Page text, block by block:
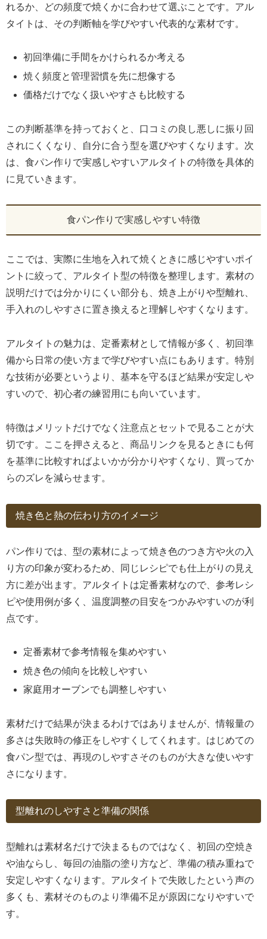
れるか、どの頻度で焼くかに合わせて選ぶことです。アル
タイトは、その判断軸を学びやすい代表的な素材です。
初回準備に手間をかけられるか考える
焼く頻度と管理習慣を先に想像する
価格だけでなく扱いやすさも比較する
この判断基準を持っておくと、口コミの良し悪しに振り回
されにくくなり、自分に合う型を選びやすくなります。次
は、食パン作りで実感しやすいアルタイトの特徴を具体的
に見ていきます。
食パン作りで実感しやすい特徴
ここでは、実際に生地を入れて焼くときに感じやすいポイ
ントに絞って、アルタイト型の特徴を整理します。素材の
説明だけでは分かりにくい部分も、焼き上がりや型離れ、
手入れのしやすさに置き換えると理解しやすくなります。
アルタイトの魅力は、定番素材として情報が多く、初回準
備から日常の使い方まで学びやすい点にもあります。特別
な技術が必要というより、基本を守るほど結果が安定しや
すいので、初心者の練習用にも向いています。
特徴はメリットだけでなく注意点とセットで見ることが大
切です。ここを押さえると、商品リンクを見るときにも何
を基準に比較すればよいかが分かりやすくなり、買ってか
らのズレを減らせます。
焼き色と熱の伝わり方のイメージ
パン作りでは、型の素材によって焼き色のつき方や火の入
り方の印象が変わるため、同じレシピでも仕上がりの見え
方に差が出ます。アルタイトは定番素材なので、参考レシ
ピや使用例が多く、温度調整の目安をつかみやすいのが利
点です。
定番素材で参考情報を集めやすい
焼き色の傾向を比較しやすい
家庭用オーブンでも調整しやすい
素材だけで結果が決まるわけではありませんが、情報量の
多さは失敗時の修正をしやすくしてくれます。はじめての
食パン型では、再現のしやすさそのものが大きな使いやす
さになります。
型離れのしやすさと準備の関係
型離れは素材名だけで決まるものではなく、初回の空焼き
や油ならし、毎回の油脂の塗り方など、準備の積み重ねで
安定しやすくなります。アルタイトで失敗したという声の
多くも、素材そのものより準備不足が原因になりやすいで
す。